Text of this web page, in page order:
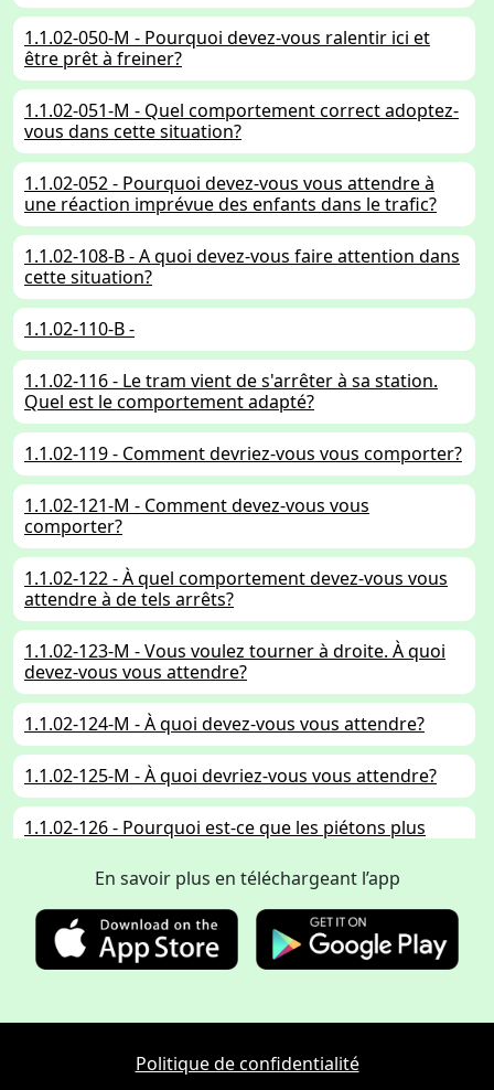
1.1.02-050-M - Pourquoi devez-vous ralentir ici et
être prêt à freiner?
1.1.02-051-M - Quel comportement correct adoptez-
vous dans cette situation?
1.1.02-052 - Pourquoi devez-vous vous attendre à
une réaction imprévue des enfants dans le trafic?
1.1.02-108-B - A quoi devez-vous faire attention dans
cette situation?
1.1.02-110-B -
1.1.02-116 - Le tram vient de s'arrêter à sa station.
Quel est le comportement adapté?
1.1.02-119 - Comment devriez-vous vous comporter?
1.1.02-121-M - Comment devez-vous vous
comporter?
1.1.02-122 - À quel comportement devez-vous vous
attendre à de tels arrêts?
1.1.02-123-M - Vous voulez tourner à droite. À quoi
devez-vous vous attendre?
1.1.02-124-M - À quoi devez-vous vous attendre?
1.1.02-125-M - À quoi devriez-vous vous attendre?
1.1.02-126 - Pourquoi est-ce que les piétons plus
que les plus jeunes?
1.1.02-127 -
1.1.02-128 - À quel comportement devez-vous vous
1.1.02-129 - Un piéton avec une canne blanche
En savoir plus en téléchargeant l’app
Politique de confidentialité